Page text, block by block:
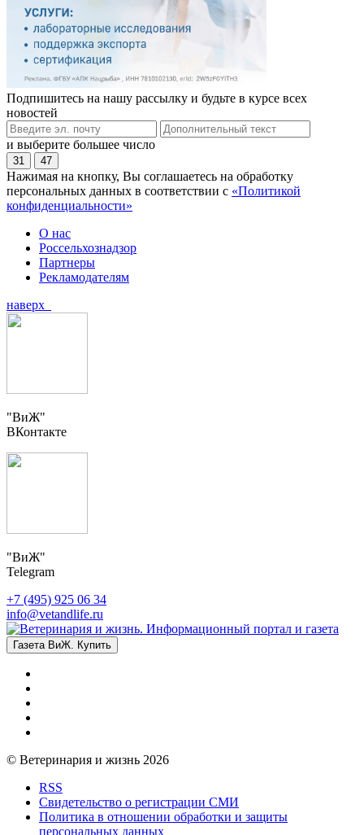
Подпишитесь на нашу рассылку и будьте в курсе всех
новостей
и выберите большее число
31 47
Нажимая на кнопку, Вы соглашаетесь на обработку
персональных данных в соответствии с «Политикой
конфиденциальности»
О нас
Россельхознадзор
Партнеры
Рекламодателям
наверх
"ВиЖ"
ВКонтакте
"ВиЖ"
Telegram
+7 (495) 925 06 34
info@vetandlife.ru
Газета ВиЖ. Купить
© Ветеринария и жизнь 2026
RSS
Свидетельство о регистрации СМИ
Политика в отношении обработки и защиты
персональных данных